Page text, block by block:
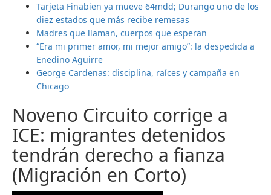
Tarjeta Finabien ya mueve 64mdd; Durango uno de los
diez estados que más recibe remesas
Madres que llaman, cuerpos que esperan
“Era mi primer amor, mi mejor amigo”: la despedida a
Enedino Aguirre
George Cardenas: disciplina, raíces y campaña en
Chicago
Noveno Circuito corrige a
ICE: migrantes detenidos
tendrán derecho a fianza
(Migración en Corto)